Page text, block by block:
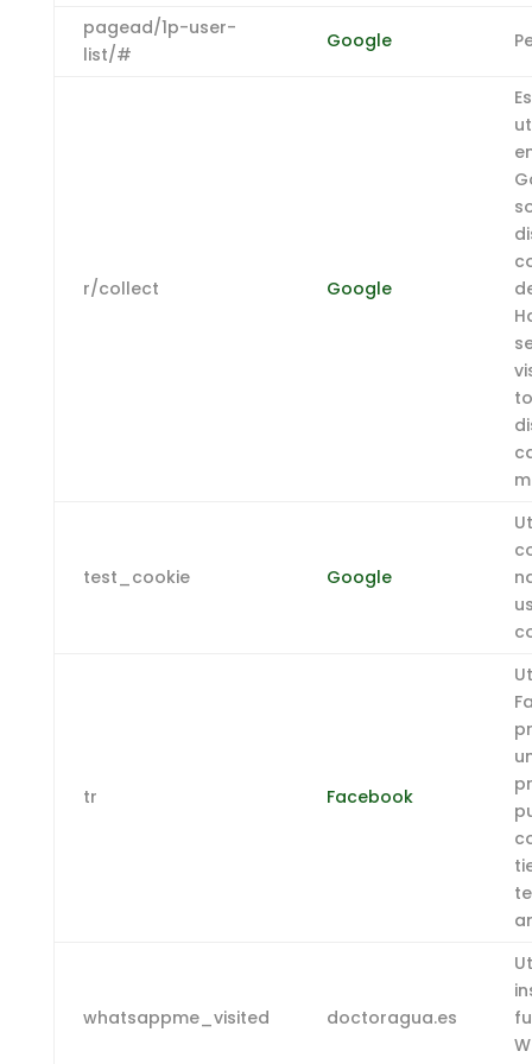
pagead/1p-user-
list/#
Google
r/collect Google
test_cookie Google
tr Facebook
whatsappme_visited doctoragua.es